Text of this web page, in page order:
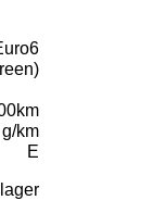
km
E